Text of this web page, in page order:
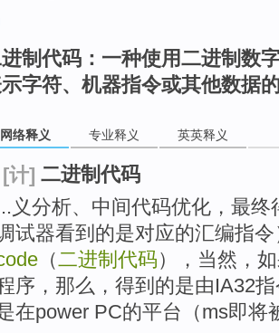
制代码：一种使用二进制数
字符、机器指令或其他数据
网络释义 专业释义 英英释义
[计] 二进制代码
义分析、中间代码优化，最
试器看到的是对应的汇编指
（二进制代码），当然，
序，那么，得到的是由IA32
在power PC的平台（ms即将